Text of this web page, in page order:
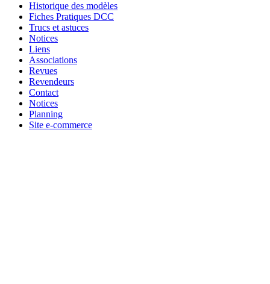
Historique des modèles
Fiches Pratiques DCC
Trucs et astuces
Notices
Liens
Associations
Revues
Revendeurs
Contact
Notices
Planning
Site e-commerce